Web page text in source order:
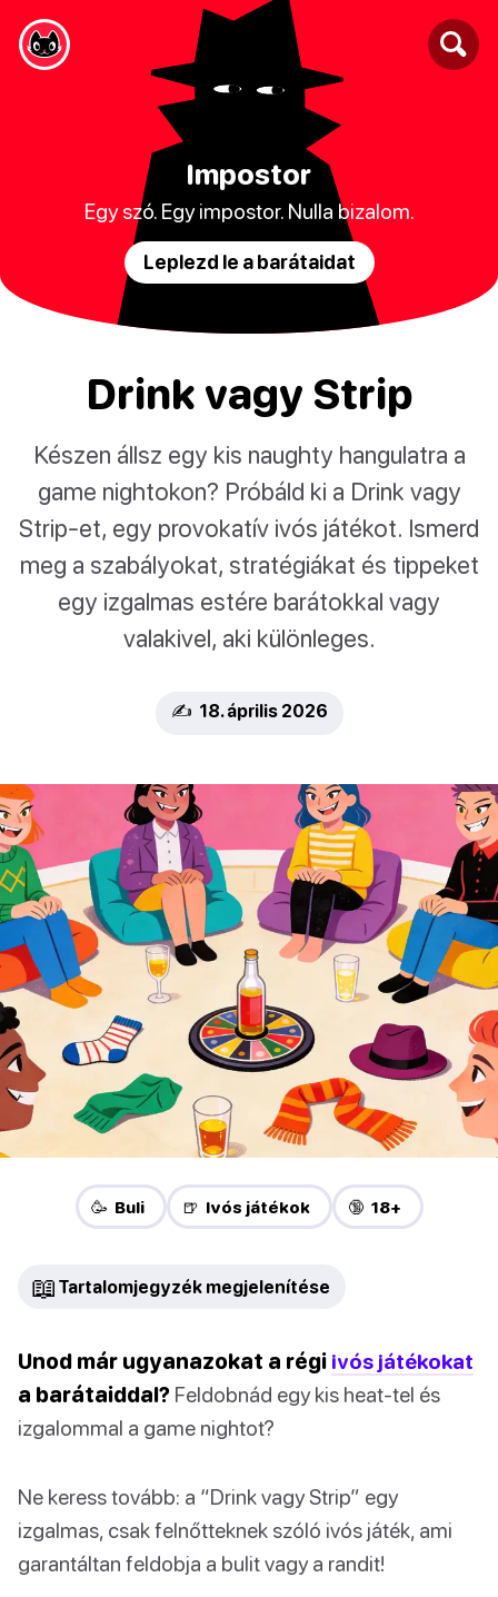
Impostor
Egy szó. Egy impostor. Nulla bizalom.
Leplezd le a barátaidat
Drink vagy Strip
Készen állsz egy kis naughty hangulatra a
game nightokon? Próbáld ki a Drink vagy
Strip-et, egy provokatív ivós játékot. Ismerd
meg a szabályokat, stratégiákat és tippeket
egy izgalmas estére barátokkal vagy
valakivel, aki különleges.
✍️ 18. április 2026
🥳 Buli 🍺 Ivós játékok 🔞 18+
📖 Tartalomjegyzék megjelenítése
Unod már ugyanazokat a régi ivós játékokat
a barátaiddal? Feldobnád egy kis heat-tel és
izgalommal a game nightot?
Ne keress tovább: a “Drink vagy Strip” egy
izgalmas, csak felnőtteknek szóló ivós játék, ami
garantáltan feldobja a bulit vagy a randit!